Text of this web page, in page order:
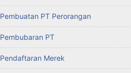
Pembuatan PT Perorangan
Pembubaran PT
Pendaftaran Merek